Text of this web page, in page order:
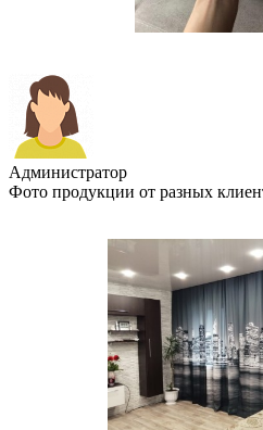
Администратор
Фото продукции от разных